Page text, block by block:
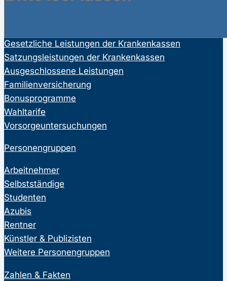
Gesetzliche Leistungen der Krankenkassen
Satzungsleistungen der Krankenkassen
Ausgeschlossene Leistungen
Familienversicherung
Bonusprogramme
Wahltarife
Vorsorgeuntersuchungen
Personengruppen
Arbeitnehmer
Selbstständige
Studenten
Azubis
Rentner
Künstler & Publizisten
Weitere Personengruppen
Zahlen & Fakten